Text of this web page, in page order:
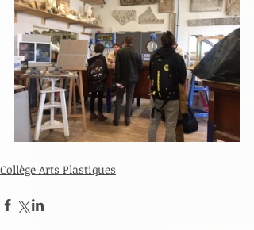
Collège Arts Plastiques